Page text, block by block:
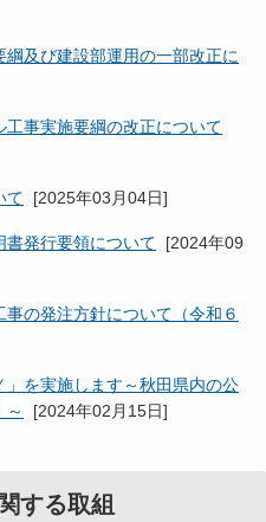
及び建設部運用の一部改正に
事実施要綱の改正について
て [2025年03月04日]
書発行要領について [2024年09
の発注方針について（令和６
」を実施します～秋田県内の公
～
[2024年02月15日]
する取組